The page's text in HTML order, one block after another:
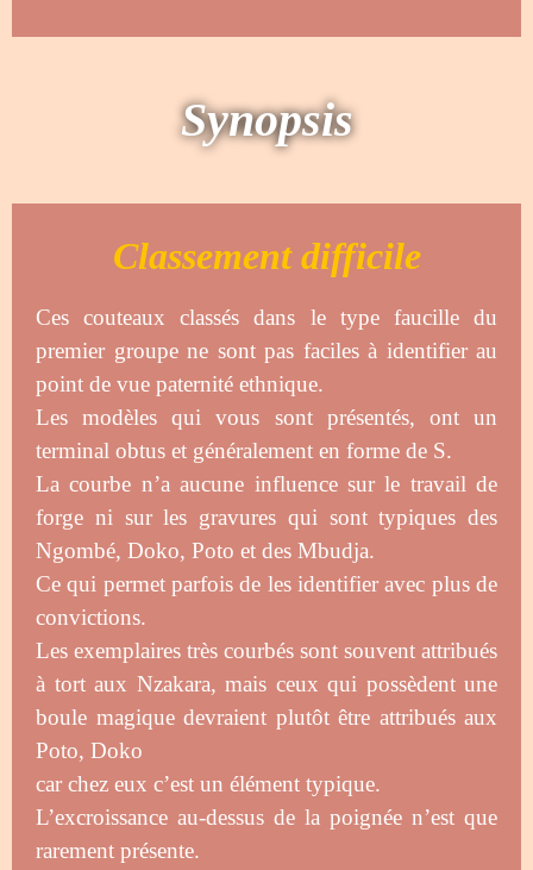
Synopsis
Classement difficile
Ces couteaux classés dans le type faucille du
premier groupe ne sont pas faciles à identifier au
point de vue paternité ethnique.
Les modèles qui vous sont présentés, ont un
terminal obtus et généralement en forme de S.
La courbe n’a aucune influence sur le travail de
forge ni sur les gravures qui sont typiques des
Ngombé, Doko, Poto et des Mbudja.
Ce qui permet parfois de les identifier avec plus de
convictions.
Les exemplaires très courbés sont souvent attribués
à tort aux Nzakara, mais ceux qui possèdent une
boule magique devraient plutôt être attribués aux
Poto, Doko
car chez eux c’est un élément typique.
L’excroissance au-dessus de la poignée n’est que
rarement présente.